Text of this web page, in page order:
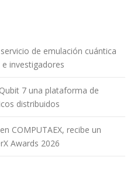
de emulación cuántica
investigadores
7 una plataforma de
distribuidos
COMPUTAEX, recibe un
Awards 2026